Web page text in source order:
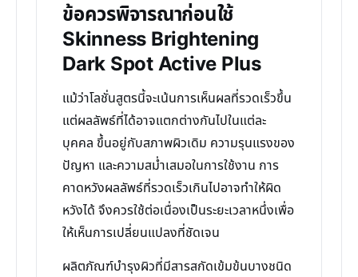
ข้อควรพิจารณาก่อนใช้
Skinness Brightening
Dark Spot Active Plus
แม้ว่าโลชั่นสูตรนี้จะเน้นการเห็นผลที่รวดเร็วขึ้น
แต่ผลลัพธ์ที่ได้อาจแตกต่างกันไปในแต่ละ
บุคคล ขึ้นอยู่กับสภาพผิวเดิม ความรุนแรงของ
ปัญหา และความสม่ำเสมอในการใช้งาน การ
คาดหวังผลลัพธ์ที่รวดเร็วเกินไปอาจทำให้ผิด
หวังได้ จึงควรใช้ต่อเนื่องเป็นระยะเวลาหนึ่งเพื่อ
ให้เห็นการเปลี่ยนแปลงที่ชัดเจน
ผลิตภัณฑ์บำรุงผิวที่มีสารสกัดเข้มข้นบางชนิด